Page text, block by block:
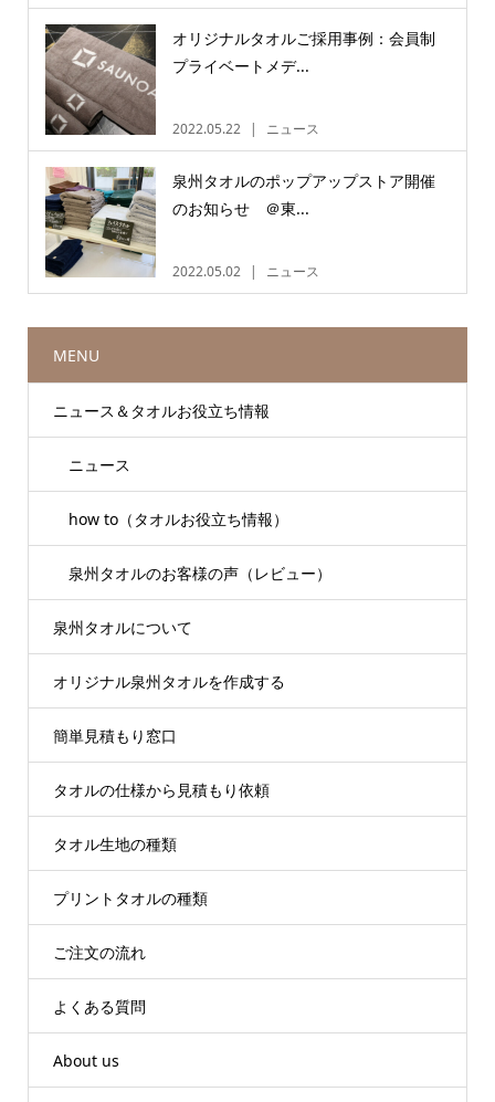
オリジナルタオルご採用事例：会員制
プライベートメデ...
2022.05.22 ニュース
泉州タオルのポップアップストア開催
のお知らせ ＠東...
2022.05.02 ニュース
MENU
ニュース＆タオルお役立ち情報
ニュース
how to（タオルお役立ち情報）
泉州タオルのお客様の声（レビュー）
泉州タオルについて
オリジナル泉州タオルを作成する
簡単見積もり窓口
タオルの仕様から見積もり依頼
タオル生地の種類
プリントタオルの種類
ご注文の流れ
よくある質問
About us